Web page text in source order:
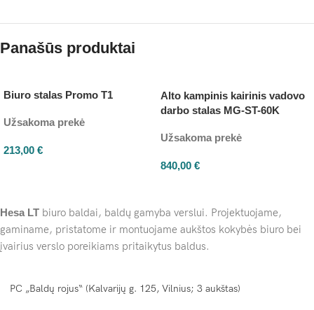
Panašūs produktai
Biuro stalas Promo T1
Užsakoma prekė
213,00 €
Alto kampinis kairinis vadovo
darbo stalas MG-ST-60K
Užsakoma prekė
840,00 €
Hesa LT biuro baldai, baldų gamyba verslui. Projektuojame,
gaminame, pristatome ir montuojame aukštos kokybės biuro bei
įvairius verslo poreikiams pritaikytus baldus.
PC „Baldų rojus“ (Kalvarijų g. 125, Vilnius; 3 aukštas)